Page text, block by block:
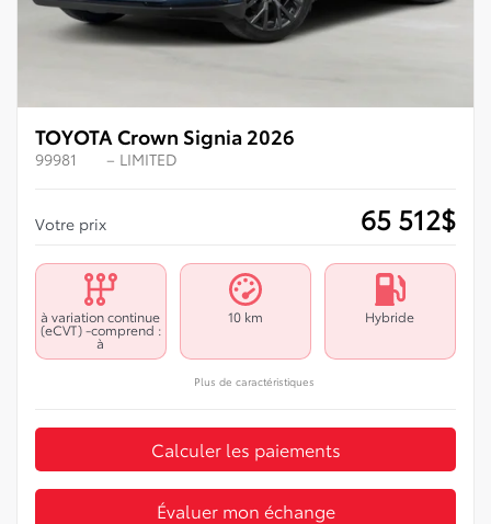
TOYOTA Crown Signia 2026
99981 – LIMITED
Votre prix 65 512$
à variation continue
(eCVT) -comprend :
à
10 km Hybride
Plus de caractéristiques
Calculer les paiements
Évaluer mon échange